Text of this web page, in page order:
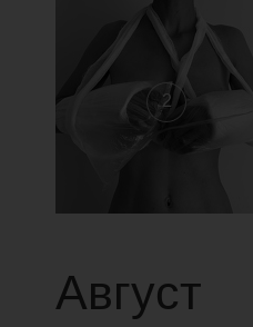
2
Август